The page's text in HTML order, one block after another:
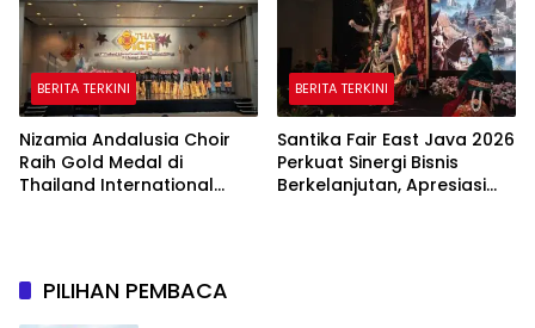
BERITA TERKINI
Nizamia Andalusia Choir
Raih Gold Medal di
Thailand International
BERITA TERKINI
Santika Fair East Java 2026
Perkuat Sinergi Bisnis
Berkelanjutan, Apresiasi
PILIHAN PEMBACA